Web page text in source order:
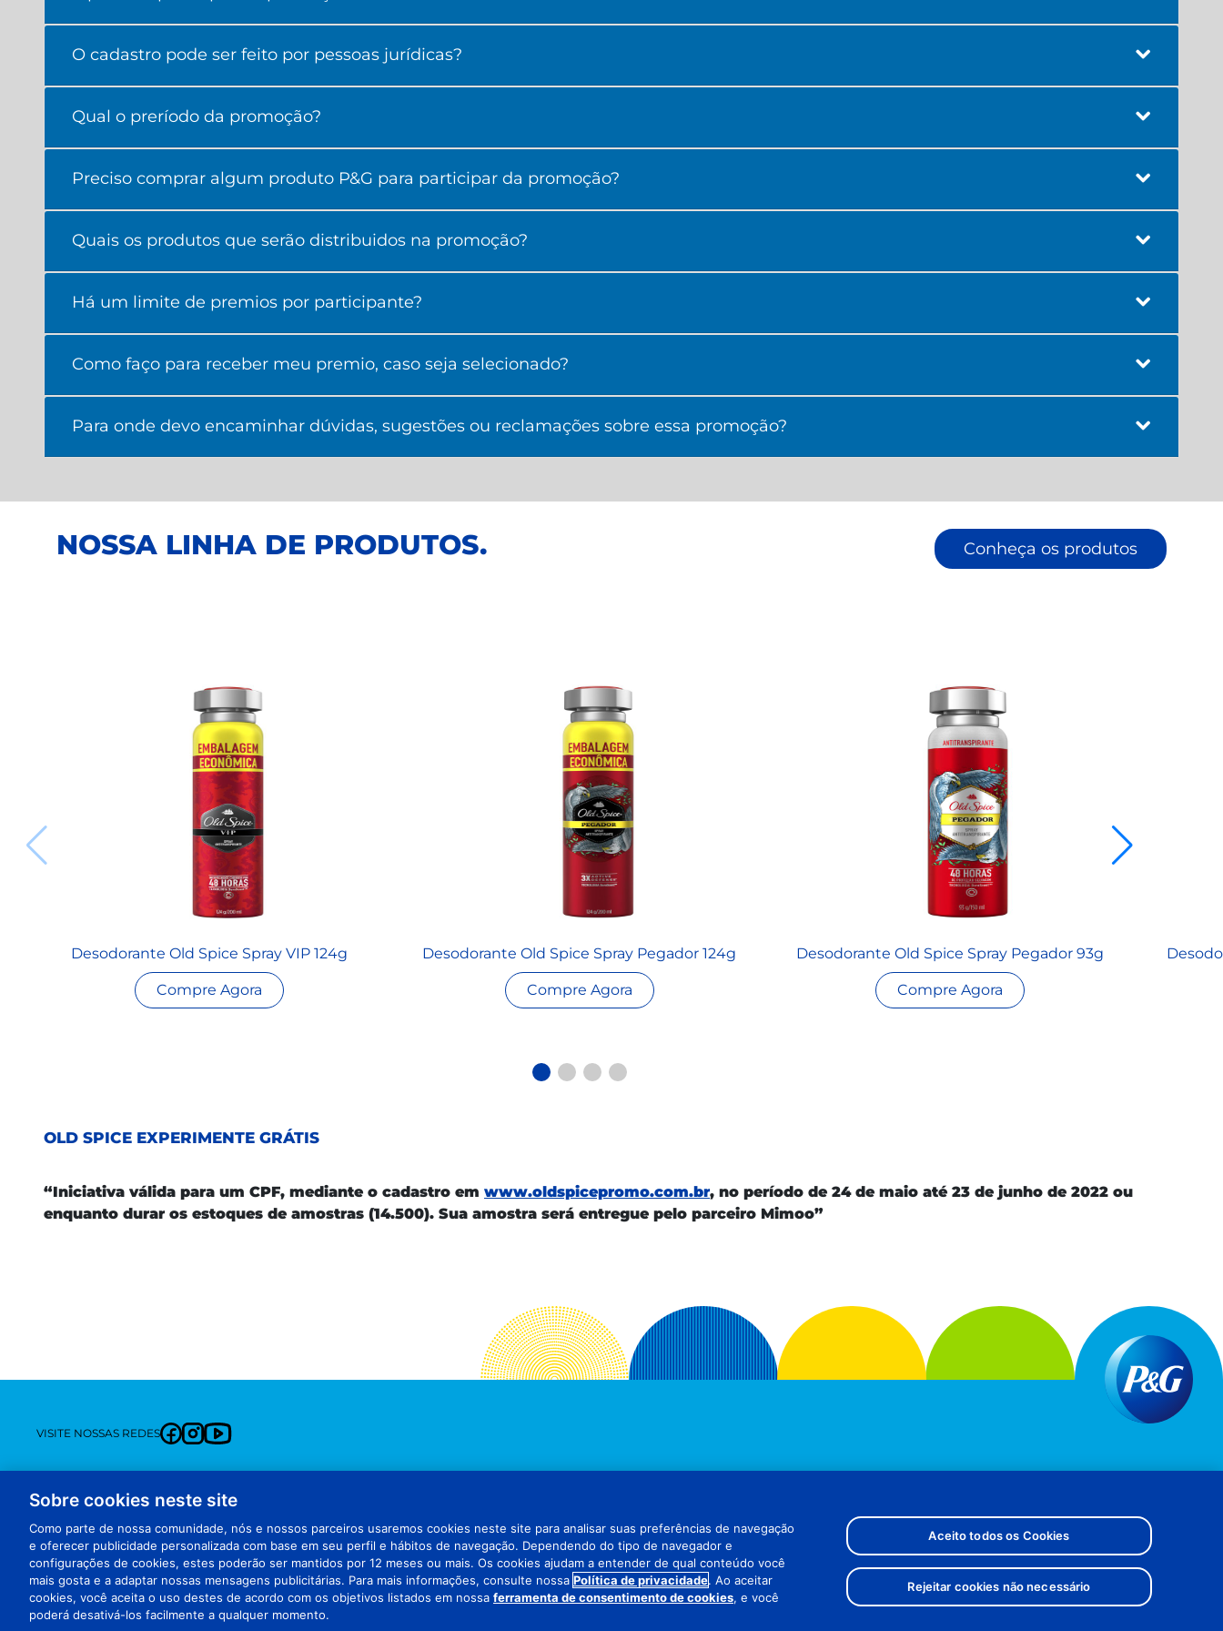
O cadastro pode ser feito por pessoas jurídicas?
Qual o preríodo da promoção?
Preciso comprar algum produto P&G para participar da promoção?
Quais os produtos que serão distribuidos na promoção?
Há um limite de premios por participante?
Como faço para receber meu premio, caso seja selecionado?
Para onde devo encaminhar dúvidas, sugestões ou reclamações sobre essa promoção?
NOSSA LINHA DE PRODUTOS. Conheça os produtos
Desodorante Old Spice Spray VIP 124g
Compre Agora
Desodorante Old Spice Spray Pegador 124g
Compre Agora
Desodorante Old Spice Spray Pegador 93g
Compre Agora
OLD SPICE EXPERIMENTE GRÁTIS
“Iniciativa válida para um CPF, mediante o cadastro em www.oldspicepromo.com.br, no período de 24 de maio até 23 de junho de 2022 ou
enquanto durar os estoques de amostras (14.500). Sua amostra será entregue pelo parceiro Mimoo”
TERMOS E CONDIÇÕES DECLARAÇÃO DE ACESSIBILIDADE
VISITE NOSSAS REDES
RETORNAR AO TOPO
MANTENHA SEUS CUPONS FISCAIS ORIGINAIS
© 2026 PROCTER & GAMBLE. ALL RIGHTS RESERVED.
Sobre cookies neste site
Como parte de nossa comunidade, nós e nossos parceiros usaremos cookies neste site para analisar suas preferências de navegação
e oferecer publicidade personalizada com base em seu perfil e hábitos de navegação. Dependendo do tipo de navegador e
configurações de cookies, estes poderão ser mantidos por 12 meses ou mais. Os cookies ajudam a entender de qual conteúdo você
mais gosta e a adaptar nossas mensagens publicitárias. Para mais informações, consulte nossa Política de privacidade. Ao aceitar
cookies, você aceita o uso destes de acordo com os objetivos listados em nossa ferramenta de consentimento de cookies, e você
poderá desativá-los facilmente a qualquer momento.
Rejeitar cookies não necessário
Aceito todos os Cookies